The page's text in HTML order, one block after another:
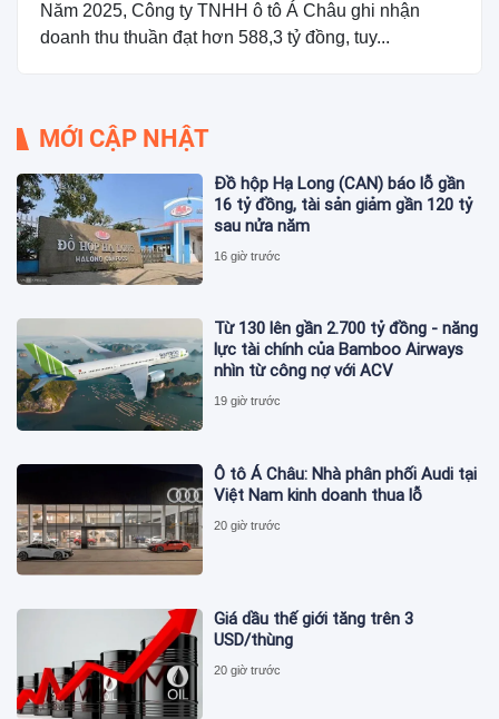
Năm 2025, Công ty TNHH ô tô Á Châu ghi nhận
doanh thu thuần đạt hơn 588,3 tỷ đồng, tuy...
MỚI CẬP NHẬT
Đồ hộp Hạ Long (CAN) báo lỗ gần
16 tỷ đồng, tài sản giảm gần 120 tỷ
sau nửa năm
16 giờ trước
Từ 130 lên gần 2.700 tỷ đồng - năng
lực tài chính của Bamboo Airways
nhìn từ công nợ với ACV
19 giờ trước
Ô tô Á Châu: Nhà phân phối Audi tại
Việt Nam kinh doanh thua lỗ
20 giờ trước
Giá dầu thế giới tăng trên 3
USD/thùng
20 giờ trước